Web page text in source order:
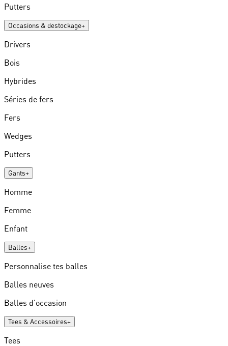
Putters
Occasions & destockage+
Drivers
Bois
Hybrides
Séries de fers
Fers
Wedges
Putters
Gants+
Homme
Femme
Enfant
Balles+
Personnalise tes balles
Balles neuves
Balles d'occasion
Tees & Accessoires+
Tees